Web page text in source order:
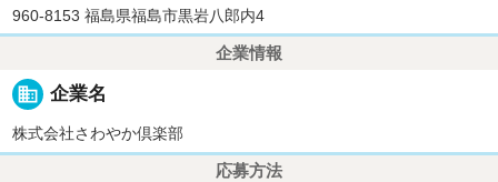
960-8153 福島県福島市黒岩八郎内4
企業情報
business 企業名
株式会社さわやか倶楽部
応募方法